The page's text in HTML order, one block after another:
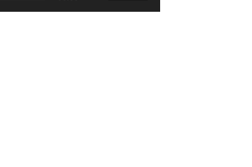
Gore/Dole